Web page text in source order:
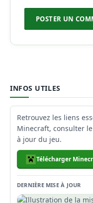
INFOS UTILES
Retrouvez les liens
Minecraft, consulter
à jour du jeu.
Télécharger
DERNIÈRE MISE À JOUR